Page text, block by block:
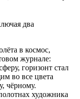
два
в космос,
журнале:
горизонт стал
во все цвета
чёрному.
художника